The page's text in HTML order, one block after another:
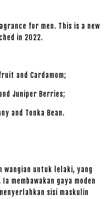
for men. This is a new
in 2022.
and Cardamom;
Juniper Berries;
and Tonka Bean.
wangian untuk lelaki, yang
membawakan gaya moden
sisi maskulin